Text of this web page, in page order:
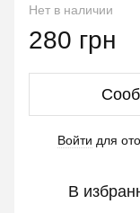
Нет в наличии
280 грн
Войти для
В